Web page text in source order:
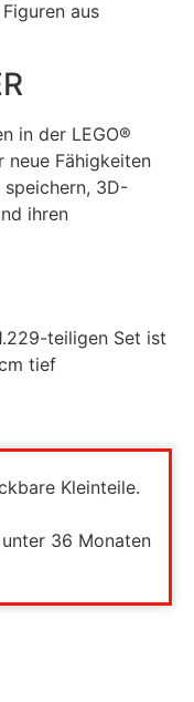
aus
in der LEGO®
neue Fähigkeiten
3D-
ihren
teiligen Set ist
tief
Kleinteile.
36 Monaten